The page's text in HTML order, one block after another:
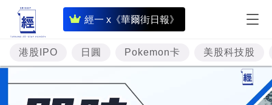
經一 x《華爾街日報》
即
時
財
經
專
港股IPO 日圓 Pokemon卡 美股科技股